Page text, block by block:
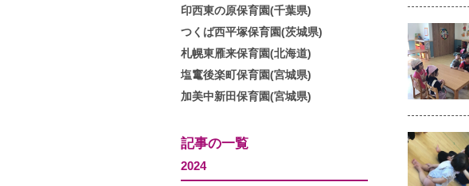
印西東の原保育園(千葉県)
つくば西平塚保育園(茨城県)
札幌東雁来保育園(北海道)
塩竃後楽町保育園(宮城県)
加美中新田保育園(宮城県)
記事の一覧
2024